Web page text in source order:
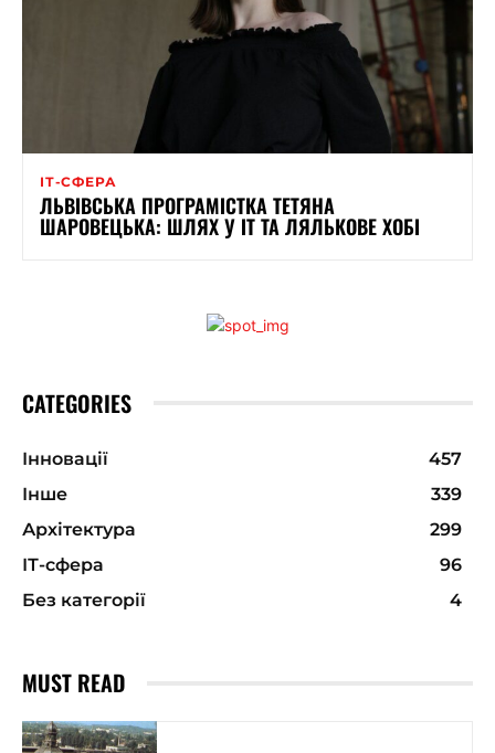
ІТ-СФЕРА
ЛЬВІВСЬКА ПРОГРАМІСТКА ТЕТЯНА
ШАРОВЕЦЬКА: ШЛЯХ У ІТ ТА ЛЯЛЬКОВЕ ХОБІ
CATEGORIES
Інновації
457
Інше
339
Архітектура
299
ІТ-сфера
96
Без категорії
4
MUST READ